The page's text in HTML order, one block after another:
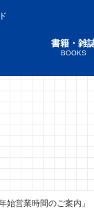
書籍・雑
BOOKS
年始営業時間のご案内